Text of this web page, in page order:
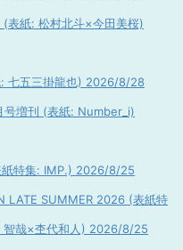
表紙: 松村北斗×今田美桜)
七五三掛龍也) 2026/8/28
増刊 (表紙: Number_i)
特集: IMP.) 2026/8/25
LATE SUMMER 2026 (表紙特
智哉×杢代和人) 2026/8/25